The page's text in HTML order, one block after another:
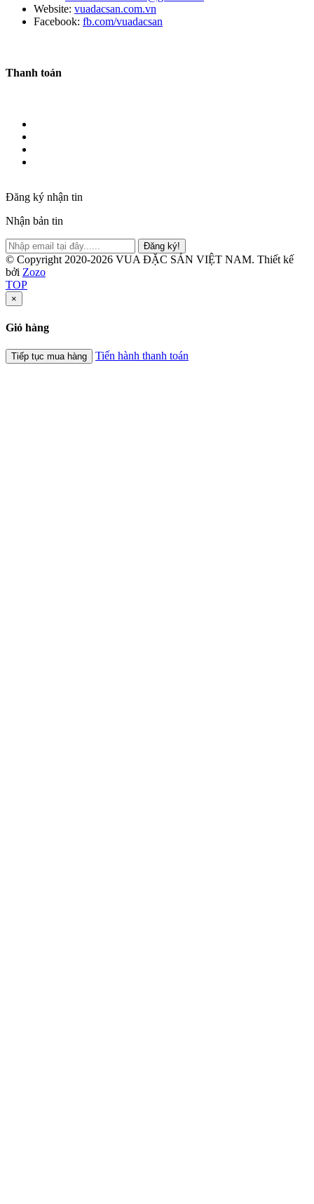
Website: vuadacsan.com.vn
Facebook: fb.com/vuadacsan
Thanh toán
Đăng ký nhận tin
Nhận bản tin
Đăng ký!
© Copyright 2020-2026 VUA ĐẶC SẢN VIỆT NAM. Thiết kế
bởi Zozo
TOP
×
Giỏ hàng
Tiếp tục mua hàng Tiến hành thanh toán